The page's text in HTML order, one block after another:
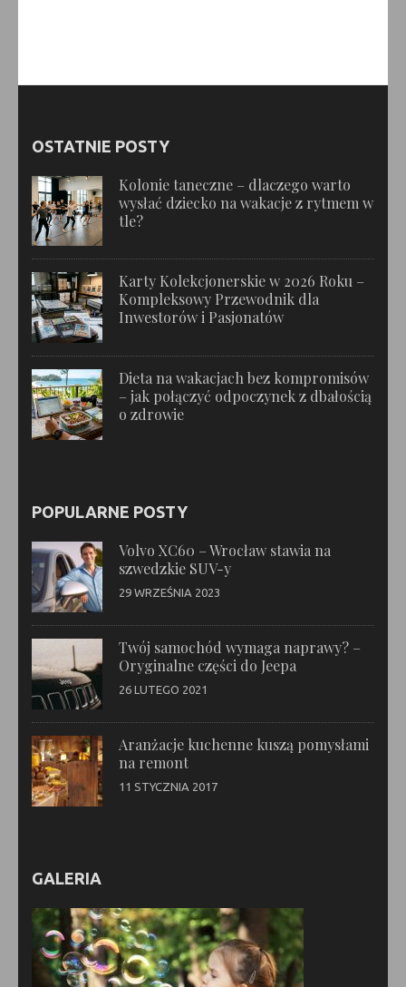
OSTATNIE POSTY
Kolonie taneczne – dlaczego warto
wysłać dziecko na wakacje z rytmem w
tle?
Karty Kolekcjonerskie w 2026 Roku –
Kompleksowy Przewodnik dla
Inwestorów i Pasjonatów
Dieta na wakacjach bez kompromisów
– jak połączyć odpoczynek z dbałością
o zdrowie
POPULARNE POSTY
Volvo XC60 – Wrocław stawia na
szwedzkie SUV-y
29 WRZEŚNIA 2023
Twój samochód wymaga naprawy? –
Oryginalne części do Jeepa
26 LUTEGO 2021
Aranżacje kuchenne kuszą pomysłami
na remont
11 STYCZNIA 2017
GALERIA